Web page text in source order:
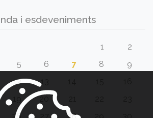
i esdeveniments
1
2
5 6 7 8
9
12 13
20